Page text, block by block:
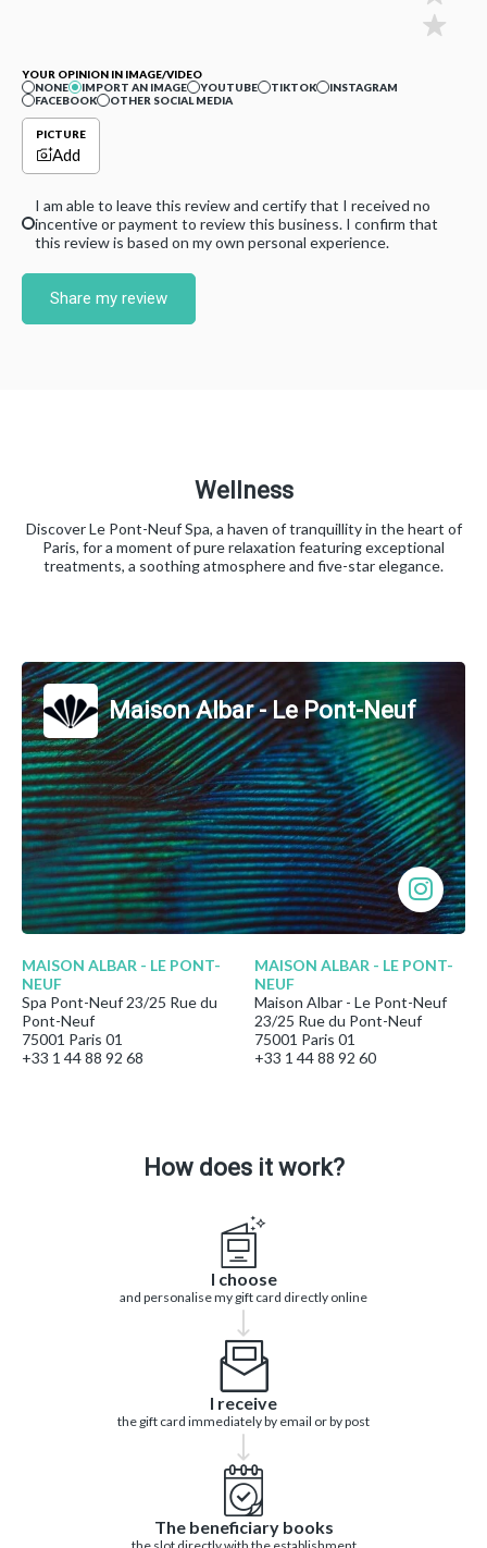
YOUR OPINION IN IMAGE/VIDEO
NONE
IMPORT AN IMAGE YOUTUBE TIKTOK
INSTAGRAM
FACEBOOK
OTHER SOCIAL MEDIA
PICTURE
Add
I am able to leave this review and certify that I received no
incentive or payment to review this business. I confirm that
this review is based on my own personal experience.
Share my review
Wellness
Discover Le Pont-Neuf Spa, a haven of tranquillity in the heart of
Paris, for a moment of pure relaxation featuring exceptional
treatments, a soothing atmosphere and five-star elegance.
Maison Albar - Le Pont-Neuf
MAISON ALBAR - LE PONT-
NEUF
Spa Pont-Neuf 23/25 Rue du
Pont-Neuf
75001 Paris 01
+33 1 44 88 92 68
MAISON ALBAR - LE PONT-
NEUF
Maison Albar - Le Pont-Neuf
23/25 Rue du Pont-Neuf
75001 Paris 01
+33 1 44 88 92 60
How does it work?
I choose
and personalise my gift card directly online
I receive
the gift card immediately by email or by post
The beneficiary books